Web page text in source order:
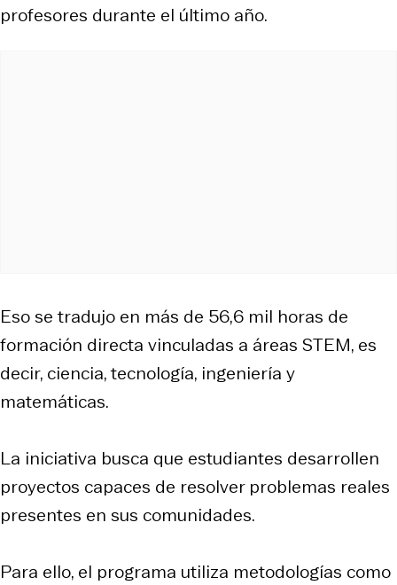
profesores durante el último año.
Eso se tradujo en más de 56,6 mil horas de
formación directa vinculadas a áreas STEM, es
decir, ciencia, tecnología, ingeniería y
matemáticas.
La iniciativa busca que estudiantes desarrollen
proyectos capaces de resolver problemas reales
presentes en sus comunidades.
Para ello, el programa utiliza metodologías como